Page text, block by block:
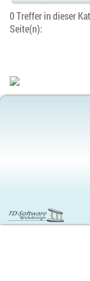
0 Treffer in dieser
Seite(n):